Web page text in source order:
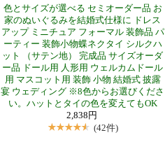
色とサイズが選べる セミオーダー品 お
家のぬいぐるみを結婚式仕様に ドレス
アップ ミニチュア フォーマル 装飾品 パ
ーティー 装飾小物蝶ネクタイ シルクハ
ット （サテン地） 完成品 サイズオーダ
ー品 ドール用 人形用 ウェルカムドール
用 マスコット用 装飾 小物 結婚式 披露
宴 ウェディング ※8色からお選びくださ
い。ハットとタイの色を変えてもOK
2,838円
(42件)